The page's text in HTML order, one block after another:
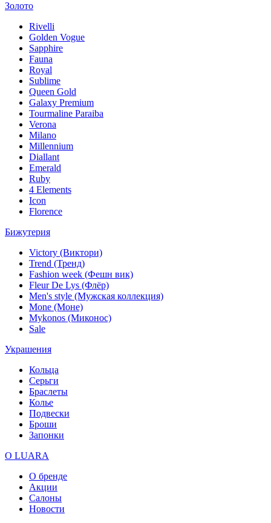
Золото
Rivelli
Golden Vogue
Sapphire
Fauna
Royal
Sublime
Queen Gold
Galaxy Premium
Tourmaline Paraiba
Verona
Milano
Millennium
Diallant
Emerald
Ruby
4 Elements
Icon
Florence
Бижутерия
Victory (Виктори)
Trend (Тренд)
Fashion week (Фешн вик)
Fleur De Lys (Флёр)
Men's style (Мужская коллекция)
Mone (Моне)
Mykonos (Миконос)
Sale
Украшения
Кольца
Серьги
Браслеты
Колье
Подвески
Броши
Запонки
О LUARA
О бренде
Акции
Салоны
Новости